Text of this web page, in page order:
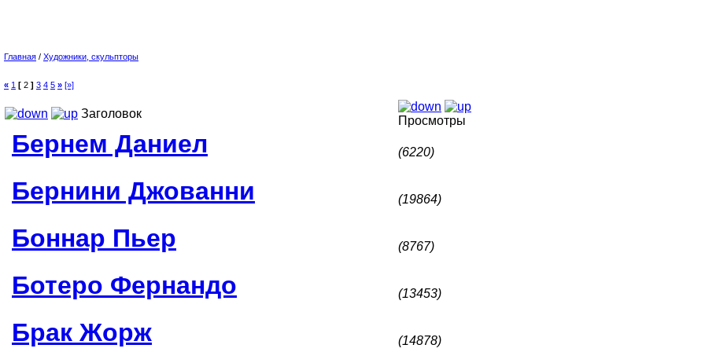
Главная / Художники, скульпторы
« 1 [ 2 ] 3 4 5 » [»]
Заголовок
Просмотры
Бернем Даниел (6220)
Бернини Джованни (19864)
Боннар Пьер (8767)
Ботеро Фернандо (13453)
Брак Жорж (14878)